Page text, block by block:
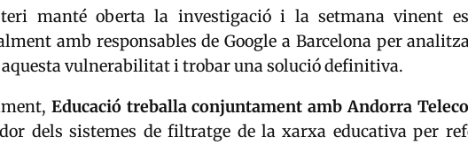
manté oberta la investigació i la setmana vinent
amb responsables de Google a Barcelona per
vulnerabilitat i trobar una solució definitiva.
Educació treballa conjuntament amb Andorra
dels sistemes de filtratge de la xarxa educativa per